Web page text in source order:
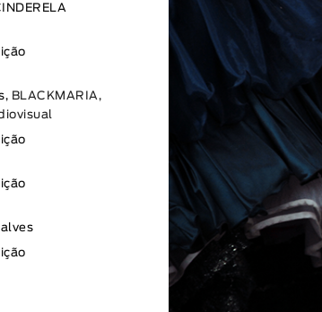
BLACKMARIA,